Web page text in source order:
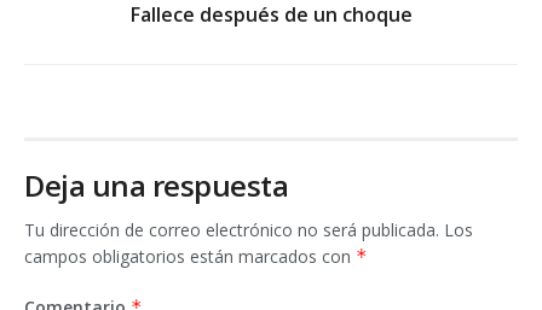
Fallece después de un choque
Deja una respuesta
Tu dirección de correo electrónico no será publicada. Los
campos obligatorios están marcados con *